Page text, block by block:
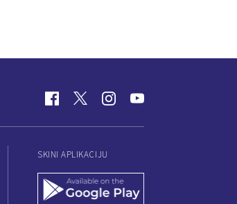
SKINI APLIKACIJU